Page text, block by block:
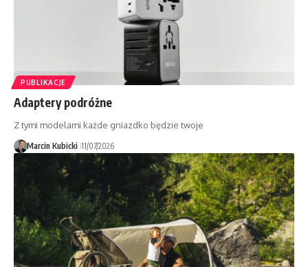
PUBLIKACJE
Adaptery podróżne
Z tymi modelami każde gniazdko będzie twoje
Marcin Kubicki 11/07/2026